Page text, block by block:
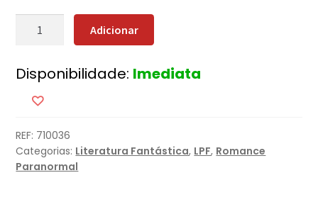
Quantidade
Diabo
Também
Chora
Adicionar
Disponibilidade: Imediata
REF: 710036
Categorias: Literatura Fantástica, LPF, Romance
Paranormal